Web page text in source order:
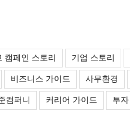
캠페인 스토리 기업 스토리
비즈니스 가이드 사무환경
컴퍼니 커리어 가이드 투자